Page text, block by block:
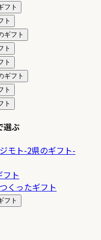
フト
ト
ギフト
ト
ト
ギフト
ト
ト
選ぶ
モト-2県のギフト-
フト
くったギフト
フト